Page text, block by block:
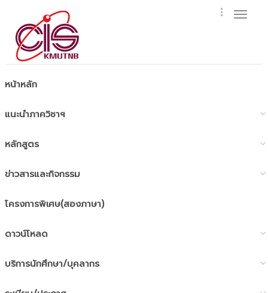
หน้าหลัก
แนะนำภาควิชาฯ
หลักสูตร
ข่าวสารและกิจกรรม
โครงการพิเศษ(สองภาษา)
ดาวน์โหลด
บริการนักศึกษา/บุคลากร